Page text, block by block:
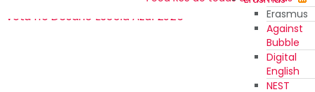
Erasmus
Against
Bubble
Digital
English
NEST